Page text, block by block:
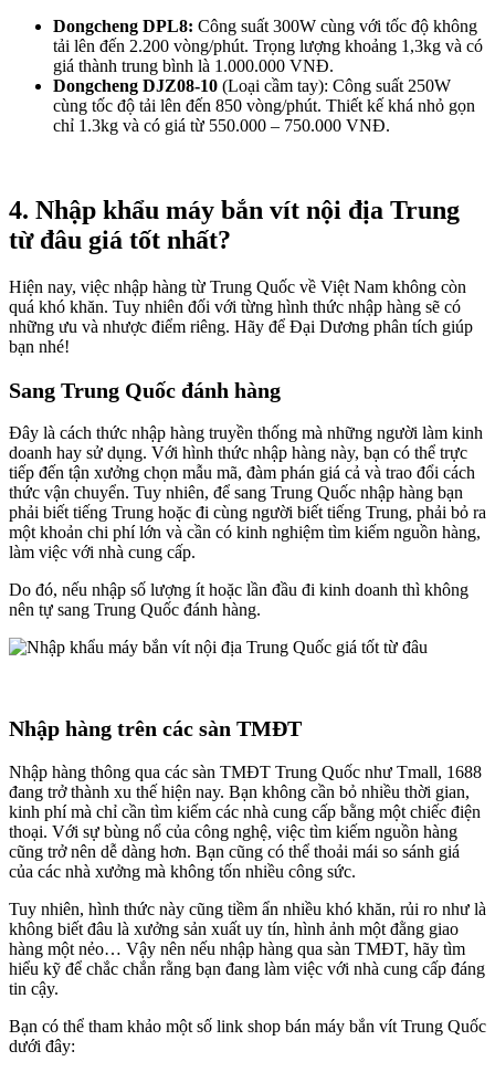
Dongcheng DPL8: Công suất 300W cùng với tốc độ không
tải lên đến 2.200 vòng/phút. Trọng lượng khoảng 1,3kg và có
giá thành trung bình là 1.000.000 VNĐ.
Dongcheng DJZ08-10 (Loại cầm tay): Công suất 250W
cùng tốc độ tải lên đến 850 vòng/phút. Thiết kế khá nhỏ gọn
chỉ 1.3kg và có giá từ 550.000 – 750.000 VNĐ.
4. Nhập khẩu máy bắn vít nội địa Trung
từ đâu giá tốt nhất?
Hiện nay, việc nhập hàng từ Trung Quốc về Việt Nam không còn
quá khó khăn. Tuy nhiên đối với từng hình thức nhập hàng sẽ có
những ưu và nhược điểm riêng. Hãy để Đại Dương phân tích giúp
bạn nhé!
Sang Trung Quốc đánh hàng
Đây là cách thức nhập hàng truyền thống mà những người làm kinh
doanh hay sử dụng. Với hình thức nhập hàng này, bạn có thể trực
tiếp đến tận xưởng chọn mẫu mã, đàm phán giá cả và trao đổi cách
thức vận chuyển. Tuy nhiên, để sang Trung Quốc nhập hàng bạn
phải biết tiếng Trung hoặc đi cùng người biết tiếng Trung, phải bỏ ra
một khoản chi phí lớn và cần có kinh nghiệm tìm kiếm nguồn hàng,
làm việc với nhà cung cấp.
Do đó, nếu nhập số lượng ít hoặc lần đầu đi kinh doanh thì không
nên tự sang Trung Quốc đánh hàng.
Nhập hàng trên các sàn TMĐT
Nhập hàng thông qua các sàn TMĐT Trung Quốc như Tmall, 1688
đang trở thành xu thế hiện nay. Bạn không cần bỏ nhiều thời gian,
kinh phí mà chỉ cần tìm kiếm các nhà cung cấp bằng một chiếc điện
thoại. Với sự bùng nổ của công nghệ, việc tìm kiếm nguồn hàng
cũng trở nên dễ dàng hơn. Bạn cũng có thể thoải mái so sánh giá
của các nhà xưởng mà không tốn nhiều công sức.
Tuy nhiên, hình thức này cũng tiềm ẩn nhiều khó khăn, rủi ro như là
không biết đâu là xưởng sản xuất uy tín, hình ảnh một đằng giao
hàng một nẻo… Vậy nên nếu nhập hàng qua sàn TMĐT, hãy tìm
hiểu kỹ để chắc chắn rằng bạn đang làm việc với nhà cung cấp đáng
tin cậy.
Bạn có thể tham khảo một số link shop bán máy bắn vít Trung Quốc
dưới đây: